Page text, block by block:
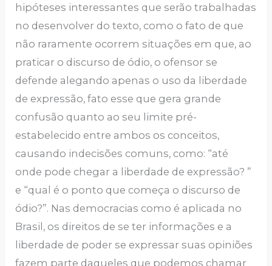
hipóteses interessantes que serão trabalhadas
no desenvolver do texto, como o fato de que
não raramente ocorrem situações em que, ao
praticar o discurso de ódio, o ofensor se
defende alegando apenas o uso da liberdade
de expressão, fato esse que gera grande
confusão quanto ao seu limite pré-
estabelecido entre ambos os conceitos,
causando indecisões comuns, como: “até
onde pode chegar a liberdade de expressão? ”
e “qual é o ponto que começa o discurso de
ódio?”. Nas democracias como é aplicada no
Brasil, os direitos de se ter informações e a
liberdade de poder se expressar suas opiniões
fazem parte daqueles que podemos chamar